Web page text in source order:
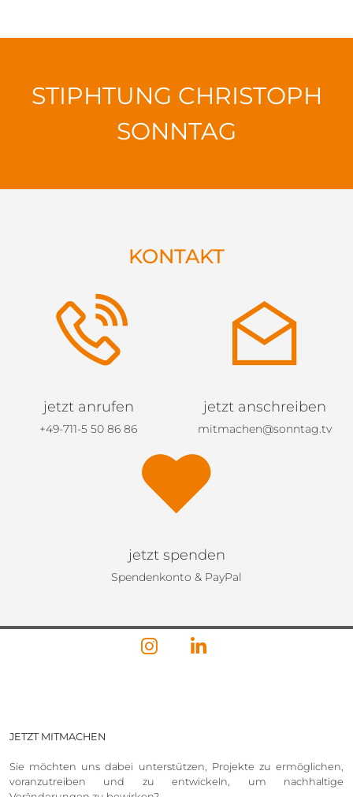
STIPHTUNG CHRISTOPH
SONNTAG
KONTAKT
jetzt anrufen
+49-711-5 50 86 86
jetzt anschreiben
mitmachen@sonntag.tv
jetzt spenden
Spendenkonto & PayPal
JETZT MITMACHEN
Sie möchten uns dabei unterstützen, Projekte zu ermöglichen,
voranzutreiben und zu entwickeln, um nachhaltige